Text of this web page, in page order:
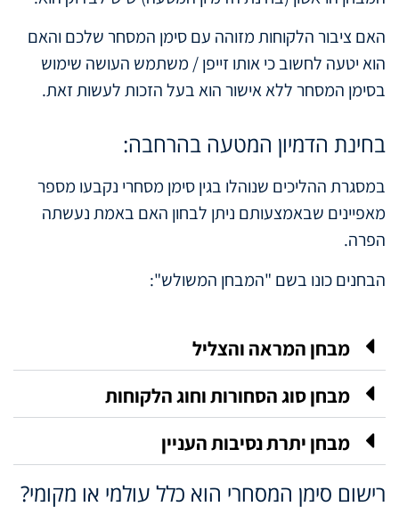
האם ציבור הלקוחות מזוהה עם סימן המסחר שלכם והאם
הוא יטעה לחשוב כי אותו זייפן / משתמש העושה שימוש
בסימן המסחר ללא אישור הוא בעל הזכות לעשות זאת.
בחינת הדמיון המטעה בהרחבה:
במסגרת ההליכים שנוהלו בגין סימן מסחרי נקבעו מספר
מאפיינים שבאמצעותם ניתן לבחון האם באמת נעשתה
הפרה.
הבחנים כונו בשם "המבחן המשולש":
מבחן המראה והצליל
מבחן סוג הסחורות וחוג הלקוחות
מבחן יתרת נסיבות העניין
רישום סימן המסחרי הוא כלל עולמי או מקומי?